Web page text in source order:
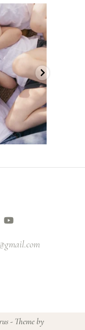
- Theme by